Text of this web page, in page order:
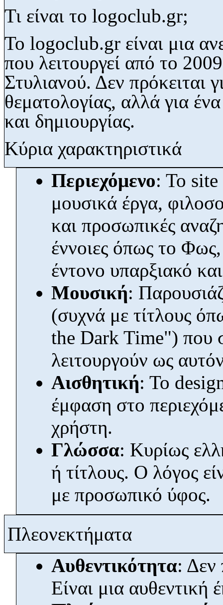
Τι είναι το logoclub.gr;
Το logoclub.gr είναι μια
που λειτουργεί από το
Στυλιανού. Δεν πρόκειται
θεματολογίας, αλλά για
και δημιουργίας.
Κύρια χαρακτηριστικά
Περιεχόμενο: Το site
μουσικά έργα,
και προσωπικές
έννοιες όπως το
έντονο υπαρξιακό
Μουσική:
(συχνά με τίτλους
the Dark Time") που
λειτουργούν ως
Αισθητική: Το
έμφαση στο
χρήστη.
Γλώσσα: Κυρίως
ή τίτλους. Ο λόγος
με προσωπικό ύφος.
Πλεονεκτήματα
Αυθεντικότητα: Δεν
Είναι μια αυθεντική